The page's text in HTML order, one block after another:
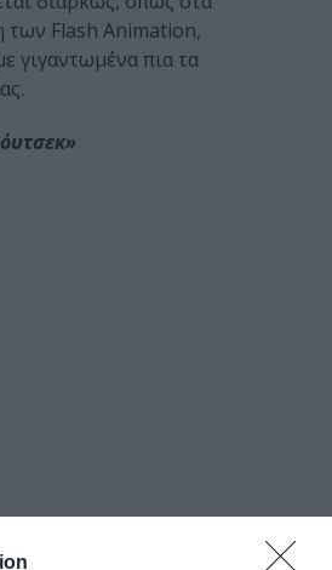
των Flash Animation,
γιγαντωμένα πια τα